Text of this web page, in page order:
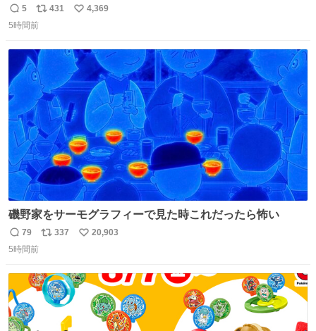
寺にある庭みたいになってる
返
信
5
リ
ポ
ト
数
431
い
数
4,369
5時間前
磯野家をサーモグラフィーで見た時これだったら怖い
返
信
79
リ
ト
数
337
い
数
20,903
5時間前